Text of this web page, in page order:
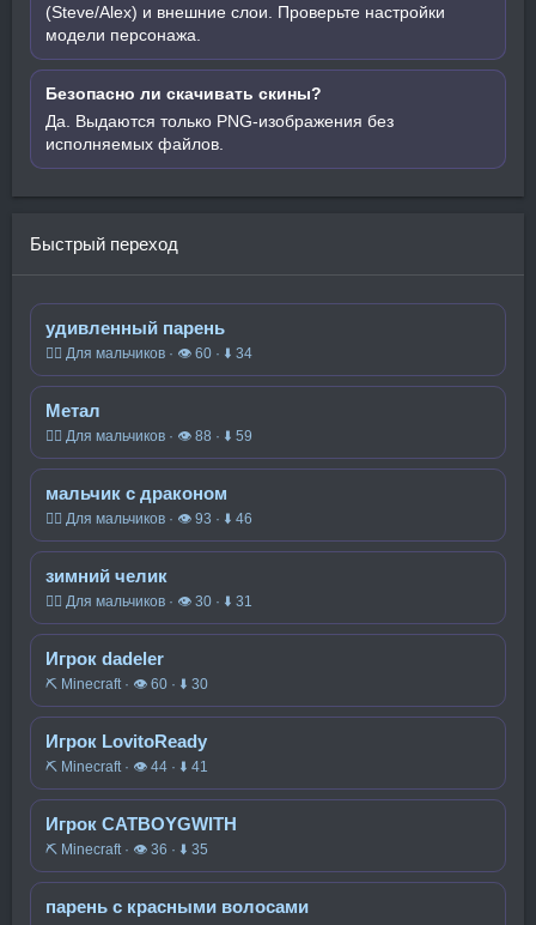
(Steve/Alex) и внешние слои. Проверьте настройки
модели персонажа.
Безопасно ли скачивать скины?
Да. Выдаются только PNG-изображения без
исполняемых файлов.
Быстрый переход
удивленный парень
🧍‍♂️ Для мальчиков · 👁 60 · ⬇ 34
Метал
🧍‍♂️ Для мальчиков · 👁 88 · ⬇ 59
мальчик с драконом
🧍‍♂️ Для мальчиков · 👁 93 · ⬇ 46
зимний челик
🧍‍♂️ Для мальчиков · 👁 30 · ⬇ 31
Игрок dadeler
⛏️ Minecraft · 👁 60 · ⬇ 30
Игрок LovitoReady
⛏️ Minecraft · 👁 44 · ⬇ 41
Игрок CATBOYGWITH
⛏️ Minecraft · 👁 36 · ⬇ 35
парень с красными волосами